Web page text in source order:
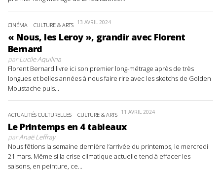
CINÉMA CULTURE & ARTS 13 AVRIL 2024
« Nous, les Leroy », grandir avec Florent
Bernard
parLucile Aquilina
Florent Bernard livre ici son premier long-métrage après de très
longues et belles années à nous faire rire avec les sketchs de Golden
Moustache puis...
ACTUALITÉS CULTURELLES CULTURE & ARTS 11 AVRIL 2024
Le Printemps en 4 tableaux
parAnaë Leffray
Nous fêtions la semaine dernière l’arrivée du printemps, le mercredi
21 mars. Même si la crise climatique actuelle tend à effacer les
saisons, en peinture, ce...